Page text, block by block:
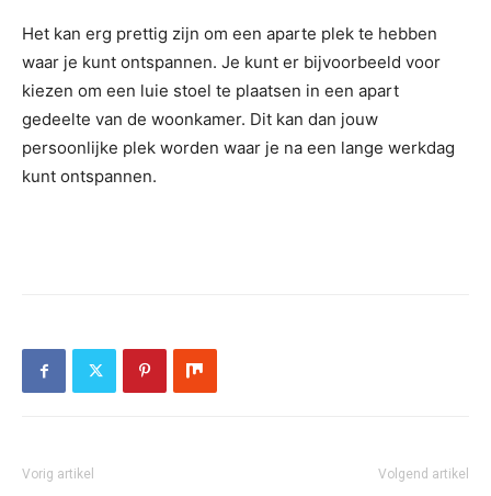
Het kan erg prettig zijn om een aparte plek te hebben
waar je kunt ontspannen. Je kunt er bijvoorbeeld voor
kiezen om een luie stoel te plaatsen in een apart
gedeelte van de woonkamer. Dit kan dan jouw
persoonlijke plek worden waar je na een lange werkdag
kunt ontspannen.
Vorig artikel Volgend artikel